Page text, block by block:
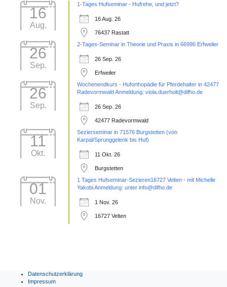
16
Aug.
1-Tages Hufseminar - Hufrehe, und jetzt?
16 Aug. 26
76437 Rastatt
26
Sep.
2-Tages-Seminar in Theorie und Praxis in 66996 Erfweiler
26 Sep. 26
Erfweiler
26
Sep.
Wochenendkurs - Huforthopädie für Pferdehalter in 42477
Radevormwald Anmeldung: viola.duerholt@difho.de
26 Sep. 26
42477 Radevormwald
11
Okt.
Sezierseminar in 71576 Burgstetten (von
Karpal/Sprunggelenk bis Huf)
11 Okt. 26
Burgstetten
01
Nov.
1 Tages Hufseminar-Sezieren16727 Velten - mit Michelle
Yakobi Anmeldung: unter info@difho.de
1 Nov. 26
16727 Velten
Datenschutzerklärung
Impressum